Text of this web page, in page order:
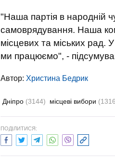
"Наша партія в народній
самоврядування. Наша
місцевих та міських рад.
ми працюємо", -
Автор: Христина Бедрик
Дніпро (3144) місцеві вибори
ПОДІЛИТИСЯ: